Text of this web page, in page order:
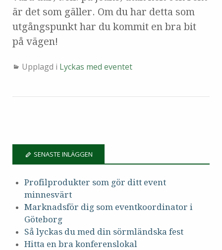
är det som gäller. Om du har detta som
utgångspunkt har du kommit en bra bit
på vägen!
Upplagd i Lyckas med eventet
SENASTE INLÄGGEN
Profilprodukter som gör ditt event
minnesvärt
Marknadsför dig som eventkoordinator i
Göteborg
Så lyckas du med din sörmländska fest
Hitta en bra konferenslokal